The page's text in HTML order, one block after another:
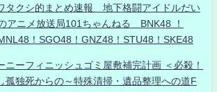
クシ的まとめ速報 地下格闘アイドルだい
ニメ放送局101ちゃんねる BNK48 ！
！SGO48！GNZ48！STU48！SKE48
ニーフィニッシュゴミ屋敷補完計画 ＜必殺！
孤独死からの～特殊清掃・遺品整理への道F